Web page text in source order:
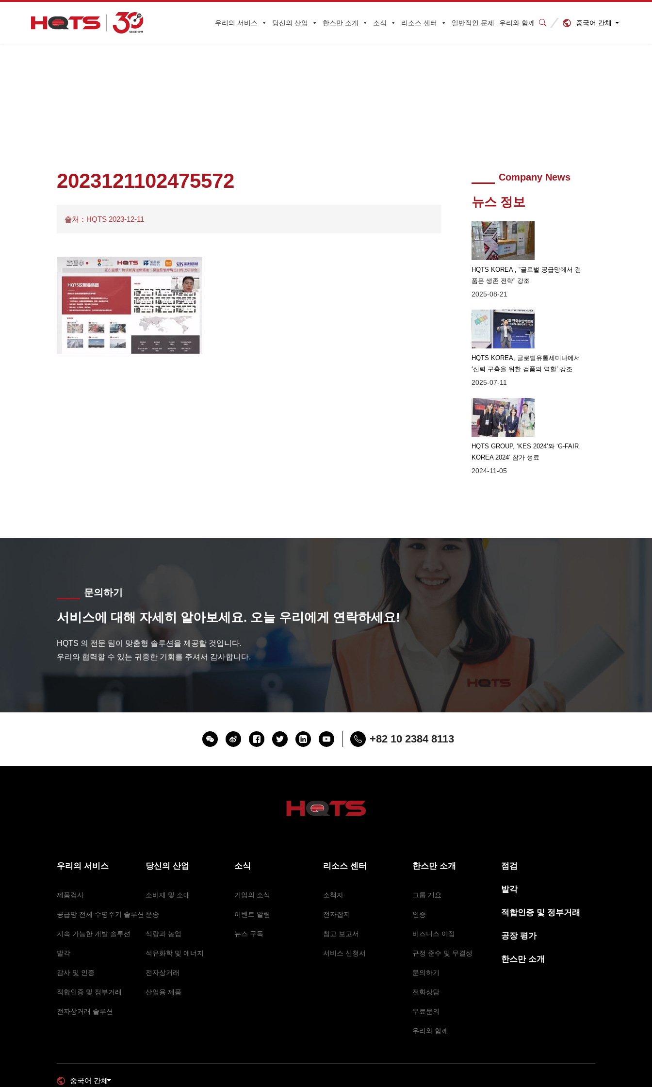
우리의 서비스 당신의 산업 한스만 소개 소식 리소스 센터 일반적인 문제 우리와 함께 중국어 간체
2023121102475572
출처：HQTS 2023-12-11
Company News
뉴스 정보
HQTS KOREA , “글로벌 공급망에서 검
품은 생존 전략” 강조
2025-08-21
HQTS KOREA, 글로벌유통세미나에서
‘신뢰 구축을 위한 검품의 역할’ 강조
2025-07-11
HQTS GROUP, ‘KES 2024’와 ‘G-FAIR
KOREA 2024’ 참가 성료
2024-11-05
문의하기
서비스에 대해 자세히 알아보세요. 오늘 우리에게 연락하세요!
HQTS 의 전문 팀이 맞춤형 솔루션을 제공할 것입니다.
우리와 협력할 수 있는 귀중한 기회를 주셔서 감사합니다.
+82 10 2384 8113
우리의 서비스
제품검사
공급망 전체 수명주기 솔루션
지속 가능한 개발 솔루션
발각
감사 및 인증
적합인증 및 정부거래
전자상거래 솔루션
당신의 산업
소비재 및 소매
운송
식량과 농업
석유화학 및 에너지
전자상거래
산업용 제품
소식
기업의 소식
이벤트 알림
뉴스 구독
리소스 센터
소책자
전자잡지
참고 보고서
서비스 신청서
한스만 소개
그룹 개요
인증
비즈니스 이점
규정 준수 및 무결성
문의하기
전화상담
무료문의
우리와 함께
점검
발각
적합인증 및 정부거래
공장 평가
한스만 소개
중국어 간체